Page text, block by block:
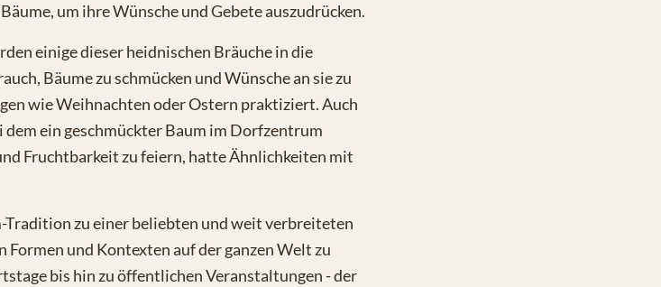
um ihre Wünsche und Gebete auszudrücken.
einige dieser heidnischen Bräuche in die
Bäume zu schmücken und Wünsche an sie zu
wie Weihnachten oder Ostern praktiziert. Auch
ein geschmückter Baum im Dorfzentrum
Fruchtbarkeit zu feiern, hatte Ähnlichkeiten mit
Tradition zu einer beliebten und weit verbreiteten
und Kontexten auf der ganzen Welt zu
bis hin zu öffentlichen Veranstaltungen - der